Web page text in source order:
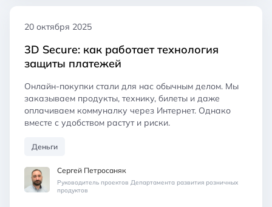
20 октября 2025
3D Secure: как работает технология
защиты платежей
Онлайн-покупки стали для нас обычным делом. Мы
заказываем продукты, технику, билеты и даже
оплачиваем коммуналку через Интернет. Однако
вместе с удобством растут и риски.
Деньги
Сергей Петросаняк
Руководитель проектов Департамента развития розничных
продуктов